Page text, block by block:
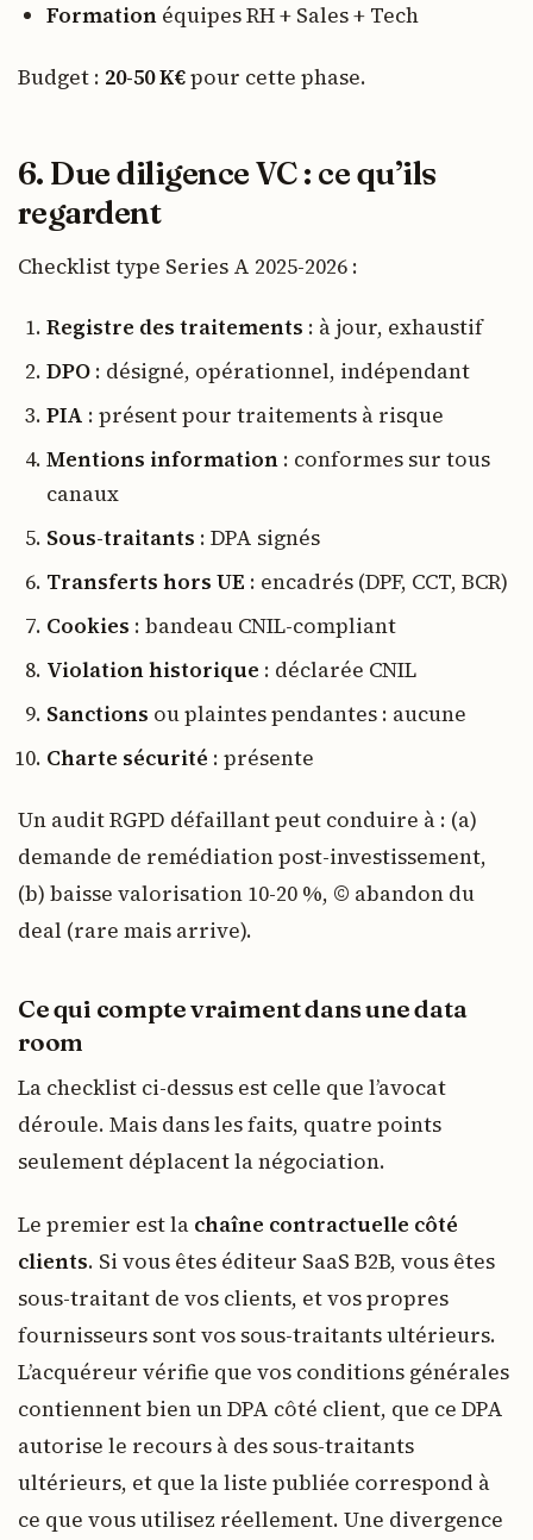
Formation équipes RH + Sales + Tech
Budget : 20-50 K€pour cette phase.
6. Due diligence VC : ce qu’ils
regardent
Checklist type Series A 2025-2026 :
Registre des traitements : à jour, exhaustif
DPO : désigné, opérationnel, indépendant
PIA : présent pour traitements à risque
Mentions information : conformes sur tous
canaux
Sous-traitants : DPA signés
Transferts hors UE : encadrés (DPF, CCT, BCR)
Cookies : bandeau CNIL-compliant
Violation historique : déclarée CNIL
Sanctions ou plaintes pendantes : aucune
Charte sécurité : présente
Un audit RGPD défaillant peut conduire à : (a)
demande de remédiation post-investissement,
(b) baisse valorisation 10-20 %, © abandon du
deal (rare mais arrive).
Ce qui compte vraiment dans une data
room
La checklist ci-dessus est celle que l’avocat
déroule. Mais dans les faits, quatre points
seulement déplacent la négociation.
Le premier est la chaîne contractuelle côté
clients. Si vous êtes éditeur SaaS B2B, vous êtes
sous-traitant de vos clients, et vos propres
fournisseurs sont vos sous-traitants ultérieurs.
L’acquéreur vérifie que vos conditions générales
contiennent bien un DPA côté client, que ce DPA
autorise le recours à des sous-traitants
ultérieurs, et que la liste publiée correspond à
ce que vous utilisez réellement. Une divergence